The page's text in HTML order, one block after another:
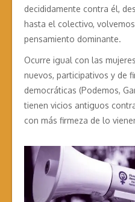
decididamente contra él,
hasta el colectivo,
pensamiento dominante.
Ocurre igual con las
nuevos, participativos y de
democráticas (Podemos,
tienen vicios antiguos
con más firmeza de lo